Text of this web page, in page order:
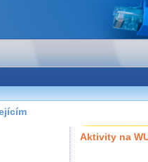
Aktivity na